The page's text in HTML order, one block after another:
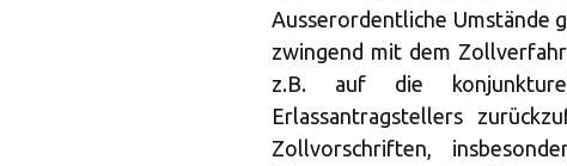
Ausserordentliche Umstände
zwingend mit dem
z.B. auf die
Erlassantragstellers
Zollvorschriften,